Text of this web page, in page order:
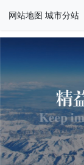
网站地图 城市分站